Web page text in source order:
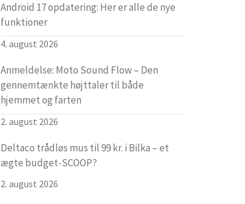
Android 17 opdatering: Her er alle de nye
funktioner
4. august 2026
Anmeldelse: Moto Sound Flow – Den
gennemtænkte højttaler til både
hjemmet og farten
2. august 2026
Deltaco trådløs mus til 99 kr. i Bilka – et
ægte budget-SCOOP?
2. august 2026